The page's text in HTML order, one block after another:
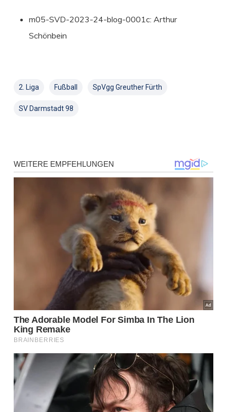
m05-SVD-2023-24-blog-0001c: Arthur
Schönbein
2. Liga Fußball SpVgg Greuther Fürth
SV Darmstadt 98